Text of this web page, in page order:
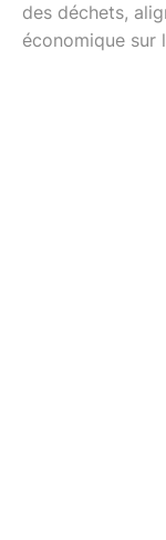
des déchets,
économique sur